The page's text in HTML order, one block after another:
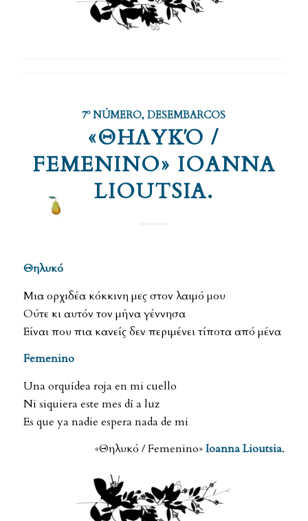
7º NÚMERO,DESEMBARCOS
«ΘΗΛΥΚΌ /
FEMENINO» IOANNA
LIOUTSIA.
Θηλυκό
Μια ορχιδέα κόκκινη μες στον λαιμό μου
Ούτε κι αυτόν τον μήνα γέννησα
Είναι που πια κανείς δεν περιμένει τίποτα από μένα
Femenino
Una orquídea roja en mi cuello
Ni siquiera este mes dí a luz
Es que ya nadie espera nada de mi
«Θηλυκό / Femenino»Ioanna Lioutsia.